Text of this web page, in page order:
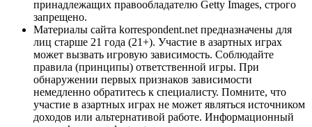
принадлежащих правообладателю Getty Images, строго
запрещено.
Материалы сайта korrespondent.net предназначены для
лиц старше 21 года (21+). Участие в азартных играх
может вызвать игровую зависимость. Соблюдайте
правила (принципы) ответственной игры. При
обнаружении первых признаков зависимости
немедленно обратитесь к специалисту. Помните, что
участие в азартных играх не может являться источником
доходов или альтернативой работе. Информационный